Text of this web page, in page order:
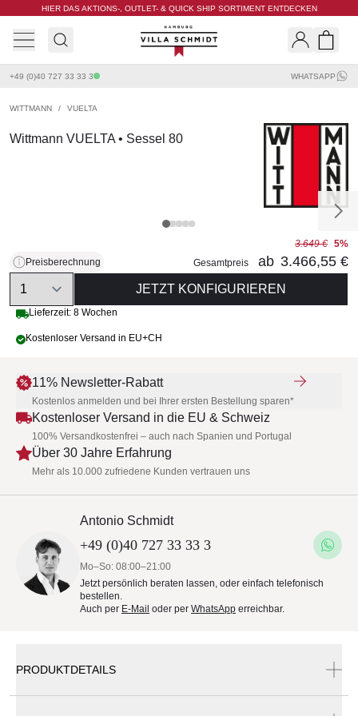
HIER DAS AKTIONS-, OUTLET- & QUICK SHIP SORTIMENT ENTDECKEN
Villa Schmidt
+49 (0)40 727 33 33 3 WHATSAPP
WITTMANN / VUELTA
Wittmann VUELTA • Sessel 80
Preisberechnung
3.649 € 5%
Gesamtpreis
ab 3.466,55 €
Quantity
JETZT KONFIGURIEREN
Lieferzeit: 8 Wochen
Kostenloser Versand in EU+CH
11% Newsletter-Rabatt
Kostenlos anmelden und bei Ihrer ersten Bestellung sparen*
Kostenloser Versand in die EU & Schweiz
100% Versandkostenfrei – auch nach Spanien und Portugal
Über 30 Jahre Erfahrung
Mehr als 10.000 zufriedene Kunden vertrauen uns
Antonio Schmidt
+49 (0)40 727 33 33 3
Mo–So: 08:00–21:00
Jetzt persönlich beraten lassen, oder einfach telefonisch
bestellen.
Auch per E-Mail oder per WhatsApp erreichbar.
PRODUKTDETAILS